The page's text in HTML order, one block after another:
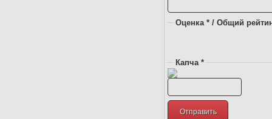
Оценка * / Общий
Капча *